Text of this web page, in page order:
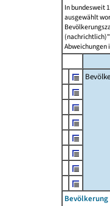
In bundesweit
ausgewählt
Abweichungen